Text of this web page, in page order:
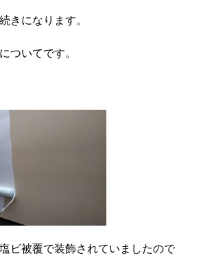
きになります。
ついてです。
ビ被覆で装飾されていましたので